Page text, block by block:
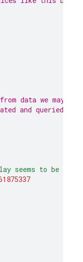
data we may
and queried, and
seems to be